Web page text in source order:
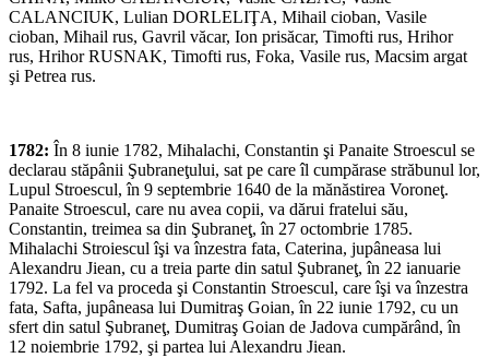
CALANCIUK, Lulian DORLELIŢA, Mihail cioban, Vasile
cioban, Mihail rus, Gavril văcar, Ion prisăcar, Timofti rus, Hrihor
rus, Hrihor RUSNAK, Timofti rus, Foka, Vasile rus, Macsim argat
şi Petrea rus.
1782: În 8 iunie 1782, Mihalachi, Constantin şi Panaite Stroescul se
declarau stăpânii Şubraneţului, sat pe care îl cumpărase străbunul lor,
Lupul Stroescul, în 9 septembrie 1640 de la mănăstirea Voroneţ.
Panaite Stroescul, care nu avea copii, va dărui fratelui său,
Constantin, treimea sa din Şubraneţ, în 27 octombrie 1785.
Mihalachi Stroiescul îşi va înzestra fata, Caterina, jupâneasa lui
Alexandru Jiean, cu a treia parte din satul Şubraneţ, în 22 ianuarie
1792. La fel va proceda şi Constantin Stroescul, care îşi va înzestra
fata, Safta, jupâneasa lui Dumitraş Goian, în 22 iunie 1792, cu un
sfert din satul Şubraneţ, Dumitraş Goian de Jadova cumpărând, în
12 noiembrie 1792, şi partea lui Alexandru Jiean.